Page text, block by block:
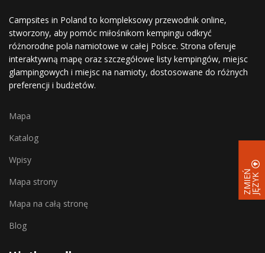
Z
M
I
E
Ń
J
Ę
Z
YK
Campsites in Poland to kompleksowy przewodnik online,
stworzony, aby pomóc miłośnikom kempingu odkryć
różnorodne pola namiotowe w całej Polsce. Strona oferuje
interaktywną mapę oraz szczegółowe listy kempingów, miejsc
glampingowych i miejsc na namioty, dostosowane do różnych
preferencji i budżetów.
Mapa
Katalog
Wpisy
Mapa strony
Mapa na całą stronę
Blog